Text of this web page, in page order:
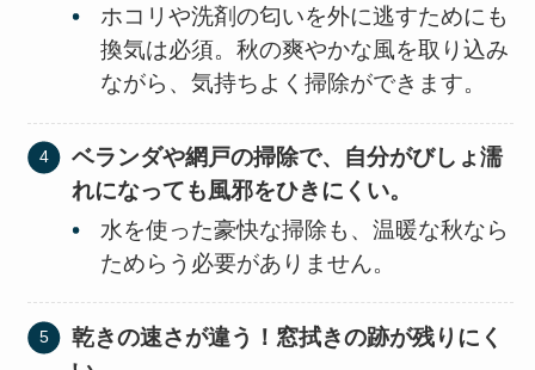
ホコリや洗剤の匂いを外に逃すためにも
換気は必須。秋の爽やかな風を取り込み
ながら、気持ちよく掃除ができます。
ベランダや網戸の掃除で、自分がびしょ濡
れになっても風邪をひきにくい。
水を使った豪快な掃除も、温暖な秋なら
ためらう必要がありません。
乾きの速さが違う！窓拭きの跡が残りにく